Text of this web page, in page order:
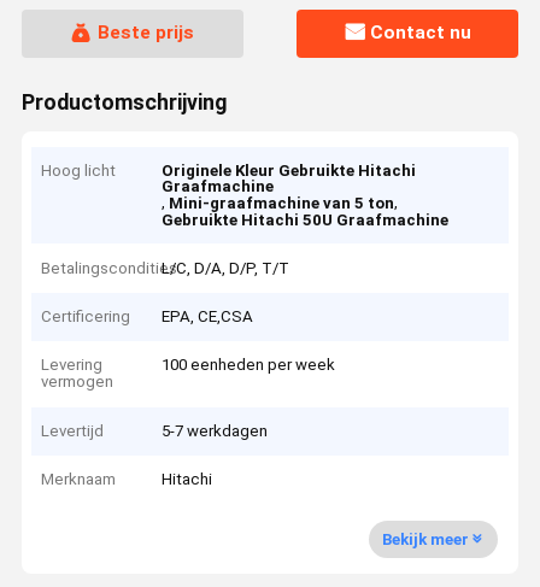
Beste prijs Contact nu
Productomschrijving
Hoog licht
Originele Kleur Gebruikte Hitachi
Graafmachine
, Mini-graafmachine van 5 ton,
Gebruikte Hitachi 50U Graafmachine
BetalingsconditiesL/C, D/A, D/P, T/T
Certificering EPA, CE,CSA
Levering
vermogen
100 eenheden per week
Levertijd 5-7 werkdagen
Merknaam Hitachi
Bekijk meer